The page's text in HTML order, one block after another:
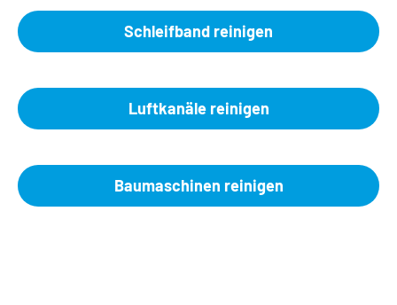
Schleifband reinigen
Luftkanäle reinigen
Baumaschinen reinigen